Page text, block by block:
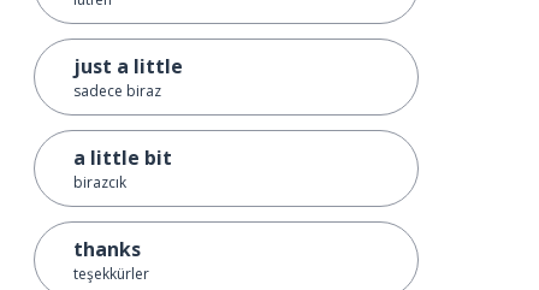
just a little
sadece biraz
a little bit
birazcık
thanks
teşekkürler